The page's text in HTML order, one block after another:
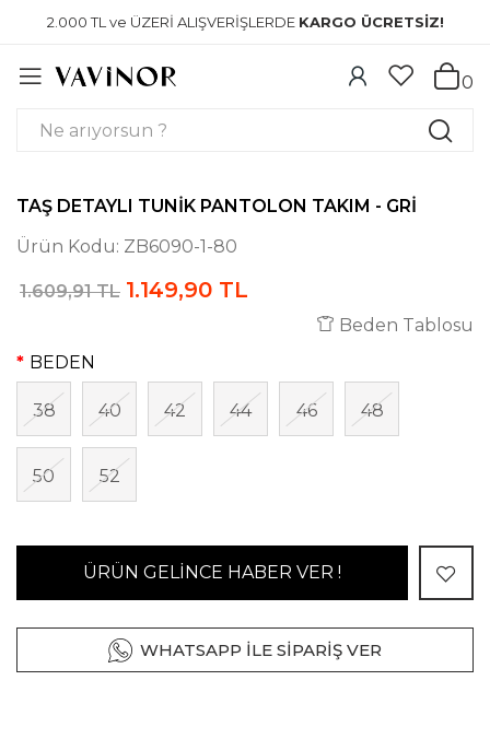
2.000 TL ve ÜZERİ ALIŞVERİŞLERDE KARGO ÜCRETSİZ!
0
TAŞ DETAYLI TUNIK PANTOLON TAKIM - GRI
Ürün Kodu: ZB6090-1-80
1.609,91 TL 1.149,90 TL
Beden Tablosu
BEDEN
38 40 42 44 46 48
50 52
ÜRÜN GELİNCE HABER VER !
WHATSAPP İLE SİPARİŞ VER